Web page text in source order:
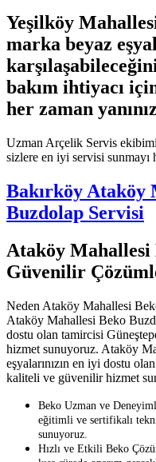
Yeşilköy
marka beyaz
bakım ihtiyacı
her zaman
Uzman Arçelik Servis
sizlere en iyi servisi sunmayı
Bakırköy Ataköy
Buzdolap Servisi
Ataköy Mahallesi
Güvenilir
Neden Ataköy Mahallesi
Ataköy Mahallesi Beko
dostu olan tamircisi
hizmet sunuyoruz. Ataköy
eşyalarınızın en iyi dostu
kaliteli ve güvenilir hizmet
Beko Uzman ve
eğitimli ve sertifikalı
sunuyoruz.
Hızlı ve Etkili Beko